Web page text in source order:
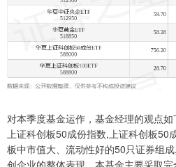
对本季度基金运作，基金经理的观点
上证科创板50成份指数,上证科创板50
板中市值大、流动性好的50只证券组
创企业的整体表现。本基金主要采取